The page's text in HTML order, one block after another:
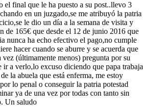
el final que le ha puesto a su post..llevo 3
en un juzgado,se me atribuyó la patria
le dio un día a la semana de visita y
de 165€ que desde el 12 de junio 2016 que
nunca ha echo efectivo el pago,no cumple
hacer cuando se aburre y se acuerda que
vez (últimamente menos) pregunta por su
ir a verlo,lo excuso diciendo que papa trabaja
la abuela que está enferma, me estoy
lo penal o conseguir la patria potestad
ya de una vez por todas con tanto sin
Un saludo